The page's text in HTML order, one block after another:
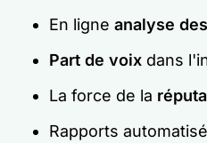
En ligne analyse
Part de voix dans
La force de la
Rapports